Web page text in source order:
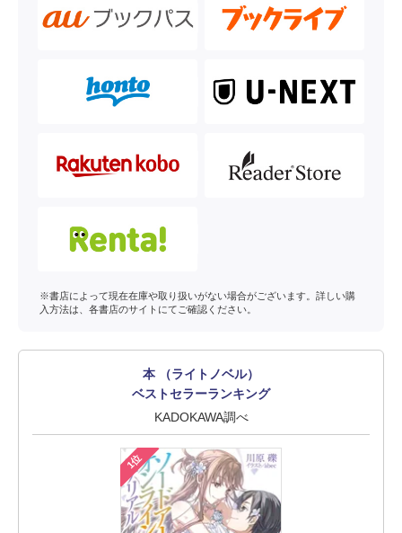
※書店によって現在在庫や取り扱いがない場合がございます。詳しい購
入方法は、各書店のサイトにてご確認ください。
本 （ライトノベル）
ベストセラーランキング
KADOKAWA調べ
1位